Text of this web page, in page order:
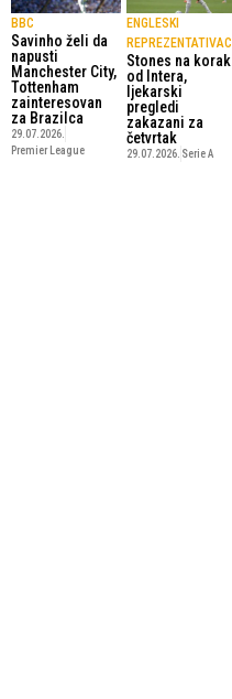
BBC
Savinho želi da
napusti
Manchester City,
Tottenham
zainteresovan
za Brazilca
29.07.2026.
Premier League
ENGLESKI
REPREZENTATIVAC
Stones na korak
od Intera,
ljekarski
pregledi
zakazani za
četvrtak
29.07.2026. Serie A